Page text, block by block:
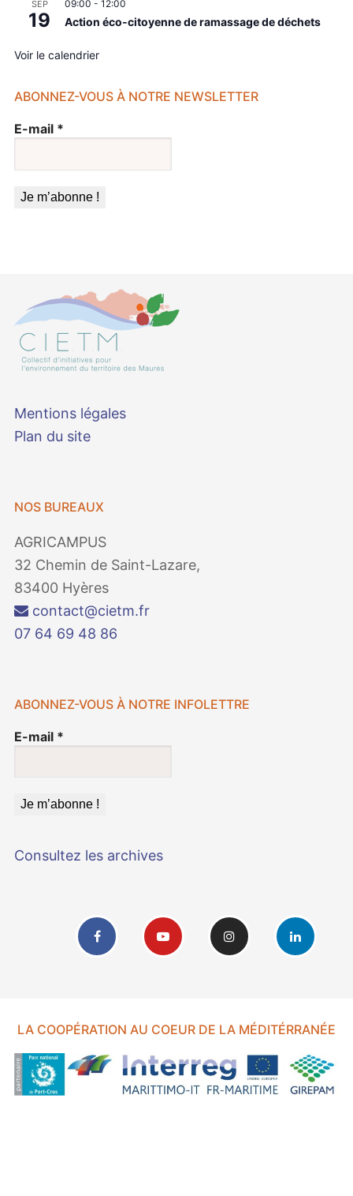
SEP
19
09:00 - 12:00
Action éco-citoyenne de ramassage de déchets
Voir le calendrier
ABONNEZ-VOUS À NOTRE NEWSLETTER
E-mail *
Mentions légales
Plan du site
NOS BUREAUX
AGRICAMPUS
32 Chemin de Saint-Lazare,
83400 Hyères
contact@cietm.fr
07 64 69 48 86
ABONNEZ-VOUS À NOTRE INFOLETTRE
E-mail *
Consultez les archives
LA COOPÉRATION AU COEUR DE LA MÉDITÉRRANÉE